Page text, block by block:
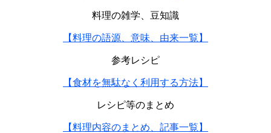
料理の雑学、豆知識
【料理の語源、意味、由来一覧】
参考レシピ
【食材を無駄なく利用する方法】
レシピ等のまとめ
【料理内容のまとめ、記事一覧】